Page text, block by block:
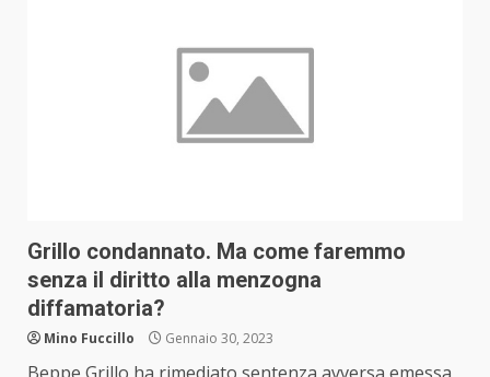
Grillo condannato. Ma come faremmo
senza il diritto alla menzogna
diffamatoria?
Mino Fuccillo Gennaio 30, 2023